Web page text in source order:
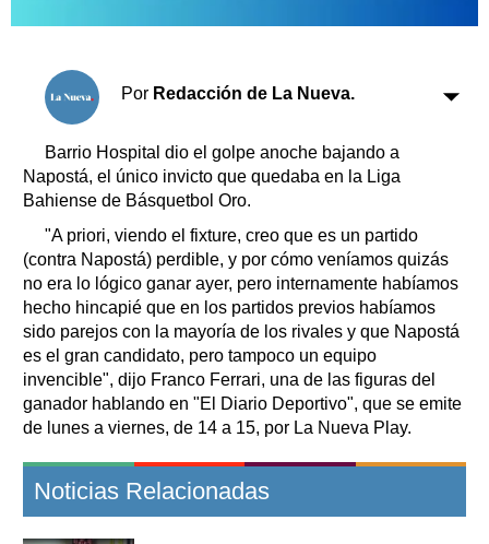
Fúnebres
Clasificados
Suplementos
Servicios
Farmacias
Loterías
Datos Útiles
Fúnebres
Edictos
Teléfonos de urgencia
Por Redacción de La Nueva.
Barrio Hospital dio el golpe anoche bajando a
Napostá, el único invicto que quedaba en la Liga
Bahiense de Básquetbol Oro.
"A priori, viendo el fixture, creo que es un partido
(contra Napostá) perdible, y por cómo veníamos quizás
no era lo lógico ganar ayer, pero internamente habíamos
hecho hincapié que en los partidos previos habíamos
sido parejos con la mayoría de los rivales y que Napostá
es el gran candidato, pero tampoco un equipo
invencible", dijo Franco Ferrari, una de las figuras del
ganador hablando en "El Diario Deportivo", que se emite
de lunes a viernes, de 14 a 15, por La Nueva Play.
Noticias Relacionadas